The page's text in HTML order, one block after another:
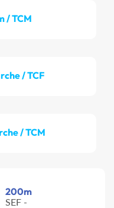
/ TCM
/ TCF
/ TCM
200m
SEF -